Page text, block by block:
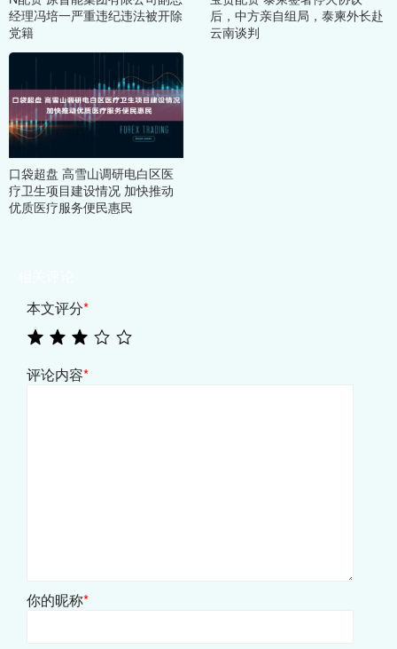
经理冯培一严重违纪违法被开除
党籍
后，中方亲自组局，泰柬外长赴
云南谈判
口袋超盘 高雪山调研电白区医
疗卫生项目建设情况 加快推动
优质医疗服务便民惠民
本文评分*
评论内容*
你的昵称*